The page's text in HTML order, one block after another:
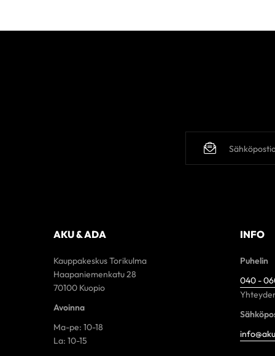
AKU & ADA
Kauppakeskus Torikulma
Haapaniemenkatu 28
70100 Kuopio
Avoinna
Ma-pe: 10-18
La: 10-15
INFO
Puhelin
040 -